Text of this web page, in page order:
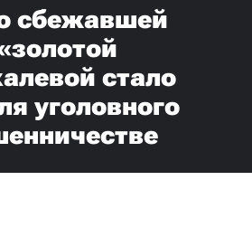
сбежавшей
стало
уголовного